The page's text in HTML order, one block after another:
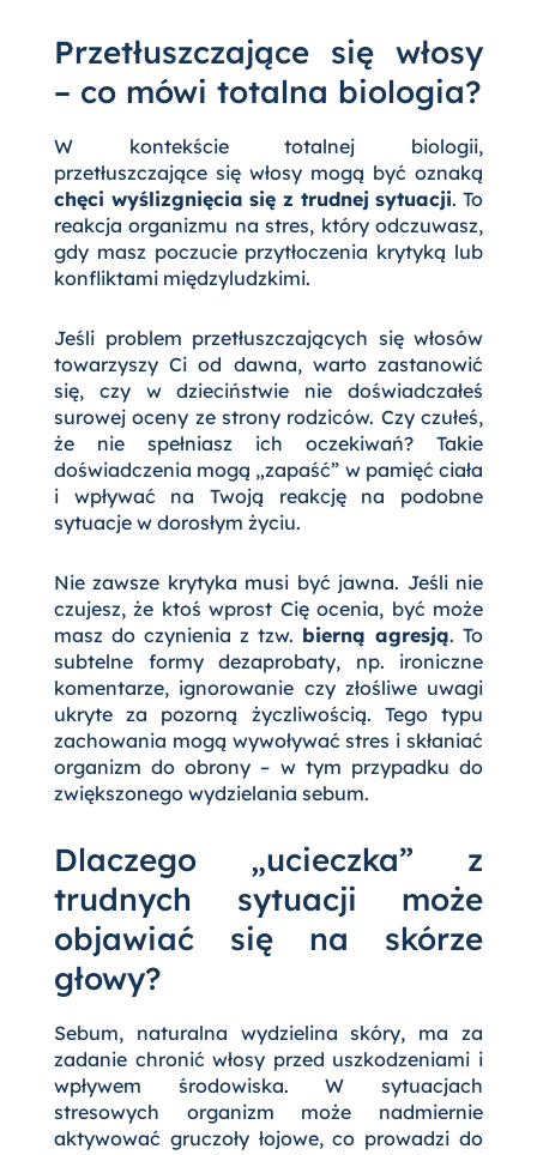
Przetłuszczające się włosy
– co mówi totalna biologia?
W kontekście totalnej biologii,
przetłuszczające się włosy mogą być oznaką
chęci wyślizgnięcia się z trudnej sytuacji. To
reakcja organizmu na stres, który odczuwasz,
gdy masz poczucie przytłoczenia krytyką lub
konfliktami międzyludzkimi.
Jeśli problem przetłuszczających się włosów
towarzyszy Ci od dawna, warto zastanowić
się, czy w dzieciństwie nie doświadczałeś
surowej oceny ze strony rodziców. Czy czułeś,
że nie spełniasz ich oczekiwań? Takie
doświadczenia mogą „zapaść” w pamięć ciała
i wpływać na Twoją reakcję na podobne
sytuacje w dorosłym życiu.
Nie zawsze krytyka musi być jawna. Jeśli nie
czujesz, że ktoś wprost Cię ocenia, być może
masz do czynienia z tzw. bierną agresją. To
subtelne formy dezaprobaty, np. ironiczne
komentarze, ignorowanie czy złośliwe uwagi
ukryte za pozorną życzliwością. Tego typu
zachowania mogą wywoływać stres i skłaniać
organizm do obrony – w tym przypadku do
zwiększonego wydzielania sebum.
Dlaczego „ucieczka” z
trudnych sytuacji może
objawiać się na skórze
głowy?
Sebum, naturalna wydzielina skóry, ma za
zadanie chronić włosy przed uszkodzeniami i
wpływem środowiska. W sytuacjach
stresowych organizm może nadmiernie
aktywować gruczoły łojowe, co prowadzi do